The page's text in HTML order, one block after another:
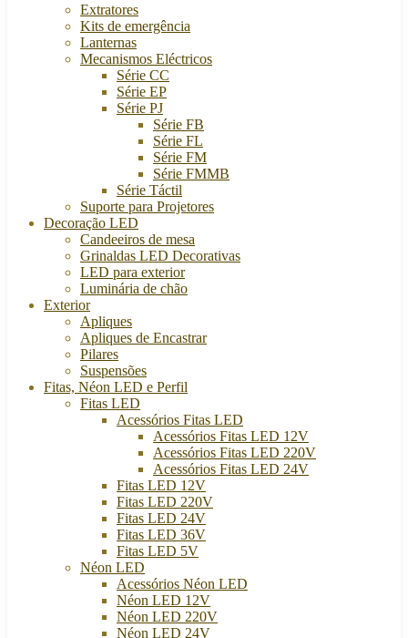
Extratores
Kits de emergência
Lanternas
Mecanismos Eléctricos
Série CC
Série EP
Série PJ
Série FB
Série FL
Série FM
Série FMMB
Série Táctil
Suporte para Projetores
Decoração LED
Candeeiros de mesa
Grinaldas LED Decorativas
LED para exterior
Luminária de chão
Exterior
Apliques
Apliques de Encastrar
Pilares
Suspensões
Fitas, Néon LED e Perfil
Fitas LED
Acessórios Fitas LED
Acessórios Fitas LED 12V
Acessórios Fitas LED 220V
Acessórios Fitas LED 24V
Fitas LED 12V
Fitas LED 220V
Fitas LED 24V
Fitas LED 36V
Fitas LED 5V
Néon LED
Acessórios Néon LED
Néon LED 12V
Néon LED 220V
Néon LED 24V